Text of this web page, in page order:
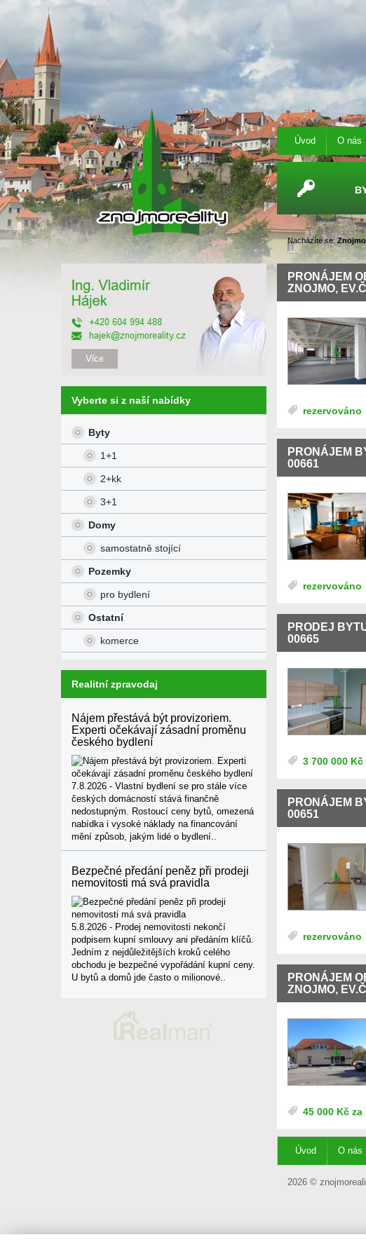
Úvod O nás
Vyberte si z naší nabídky
Byty
1+1
2+kk
3+1
Domy
samostatně stojící
Pozemky
pro bydlení
Ostatní
komerce
Realitní zpravodaj
Nájem přestává být provizoriem.
Experti očekávají zásadní proměnu
českého bydlení
7.8.2026 - Vlastní bydlení se pro stále více
českých domácností stává finančně
nedostupným. Rostoucí ceny bytů, omezená
nabídka i vysoké náklady na financování
mění způsob, jakým lidé o bydlení..
Bezpečné předání peněz při prodeji
nemovitosti má svá pravidla
5.8.2026 - Prodej nemovitosti nekončí
podpisem kupní smlouvy ani předáním klíčů.
Jedním z nejdůležitějších kroků celého
obchodu je bezpečné vypořádání kupní ceny.
U bytů a domů jde často o milionové..
Nacházíte se:
PRONÁJEM
ZNOJMO,
rezervováno
PRONÁJEM
00661
rezervováno
PRODEJ
00665
3 700 000 Kč
PRONÁJEM
00651
rezervováno
PRONÁJEM
ZNOJMO,
45 000 Kč za
Úvod O nás
2026 ©